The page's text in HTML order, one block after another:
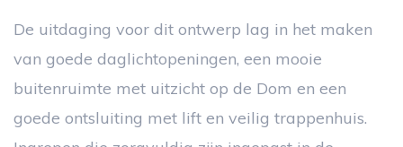
De uitdaging voor dit ontwerp lag in het maken
van goede daglichtopeningen, een mooie
buitenruimte met uitzicht op de Dom en een
goede ontsluiting met lift en veilig trappenhuis.